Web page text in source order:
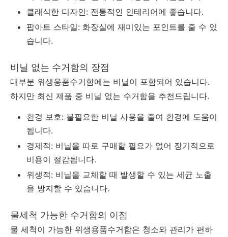
클래식한 디자인: 전통적인 인테리어에 좋습니다.
팝아트 스타일: 화장실에 재미있는 포인트를 줄 수 있
습니다.
비닐 없는 수거함의 장점
대부분 위생용품수거함에는 비닐이 포함되어 있습니다.
하지만 최신 제품 중 비닐 없는 수거함을 추천드립니다.
환경 보호: 불필요한 비닐 사용을 줄여 환경에 도움이
됩니다.
경제적: 비닐을 따로 구매할 필요가 없어 장기적으로
비용이 절감됩니다.
위생적: 비닐을 교체할 때 발생할 수 있는 세균 노출
을 방지할 수 있습니다.
물세척 가능한 수거함의 이점
물 세척이 가능한 위생용품수거함은 청소와 관리가 편하